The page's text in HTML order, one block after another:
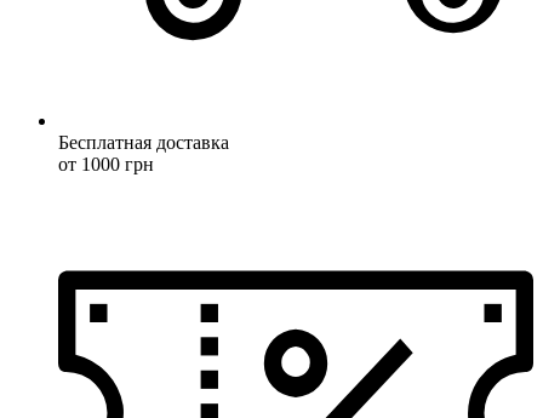
Бесплатная доставка
от 1000 грн